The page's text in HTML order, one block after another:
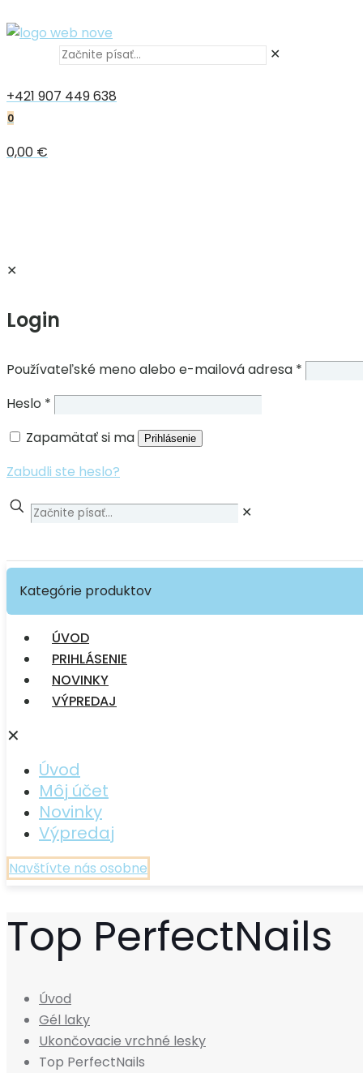
✕
+421 907 449 638
0
0,00 €
✕
Login
Používateľské meno alebo e-mailová adresa *
Heslo *
Zapamätať si ma
Prihlásenie
Zabudli ste heslo?
✕
Kategórie produktov
ÚVOD
PRIHLÁSENIE
NOVINKY
VÝPREDAJ
✕
Úvod
Môj účet
Novinky
Výpredaj
Navštívte nás osobne
Top PerfectNails
Úvod
Gél laky
Ukončovacie vrchné lesky
Top PerfectNails